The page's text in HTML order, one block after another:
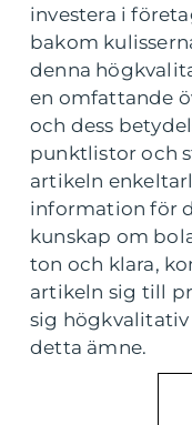
investera i
bakom
denna
en omfattande
och dess
punktlistor och
artikeln
information för
kunskap om
ton och klara,
artikeln sig till
sig
detta ämne.